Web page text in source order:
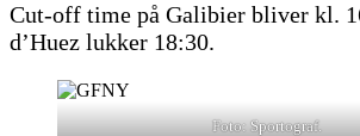
Cut-off time på Galibier bliver kl.
d’Huez lukker 18:30.
Foto: Sportograf.